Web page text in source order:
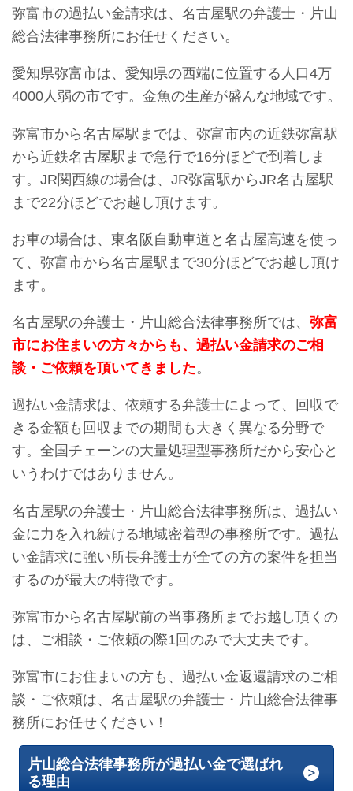
弥富市の過払い金請求は、名古屋駅の弁護士・片山
総合法律事務所にお任せください。
愛知県弥富市は、愛知県の西端に位置する人口4万
4000人弱の市です。金魚の生産が盛んな地域です。
弥富市から名古屋駅までは、弥富市内の近鉄弥富駅
から近鉄名古屋駅まで急行で16分ほどで到着しま
す。JR関西線の場合は、JR弥富駅からJR名古屋駅
まで22分ほどでお越し頂けます。
お車の場合は、東名阪自動車道と名古屋高速を使っ
て、弥富市から名古屋駅まで30分ほどでお越し頂け
ます。
名古屋駅の弁護士・片山総合法律事務所では、 弥富
市にお住まいの方々からも、過払い金請求のご相
談・ご依頼を頂いてきました。
過払い金請求は、依頼する弁護士によって、回収で
きる金額も回収までの期間も大きく異なる分野で
す。全国チェーンの大量処理型事務所だから安心と
いうわけではありません。
名古屋駅の弁護士・片山総合法律事務所は、過払い
金に力を入れ続ける地域密着型の事務所です。過払
い金請求に強い所長弁護士が全ての方の案件を担当
するのが最大の特徴です。
弥富市から名古屋駅前の当事務所までお越し頂くの
は、ご相談・ご依頼の際1回のみで大丈夫です。
弥富市にお住まいの方も、過払い金返還請求のご相
談・ご依頼は、名古屋駅の弁護士・片山総合法律事
務所にお任せください！
片山総合法律事務所が過払い金で選ばれ
る理由